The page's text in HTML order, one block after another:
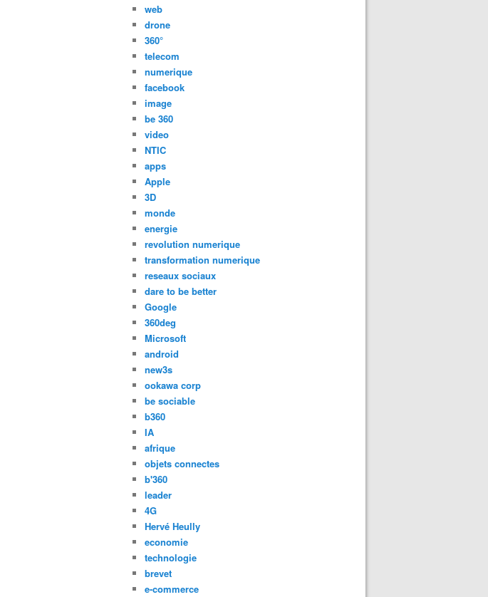
web
drone
360°
telecom
numerique
facebook
image
be 360
video
NTIC
apps
Apple
3D
monde
energie
revolution numerique
transformation numerique
reseaux sociaux
dare to be better
Google
360deg
Microsoft
android
new3s
ookawa corp
be sociable
b360
IA
afrique
objets connectes
b'360
leader
4G
Hervé Heully
economie
technologie
brevet
e-commerce